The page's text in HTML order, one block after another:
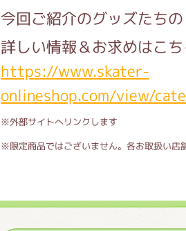
今回ご紹介のグッズたちの
詳しい情報＆お求めはこ
https://www.skater-
onlineshop.com/view/
※外部サイトへリンクします
※限定商品ではございません。各お取扱い店